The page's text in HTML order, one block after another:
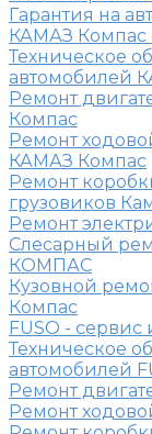
Гарантия на
КАМАЗ Компас
Техническое
автомобилей
Ремонт
Компас
Ремонт
КАМАЗ Компас
Ремонт
грузовиков
Ремонт
Слесарный
КОМПАС
Кузовной
Компас
FUSO -
Техническое
автомобилей
Ремонт
Ремонт